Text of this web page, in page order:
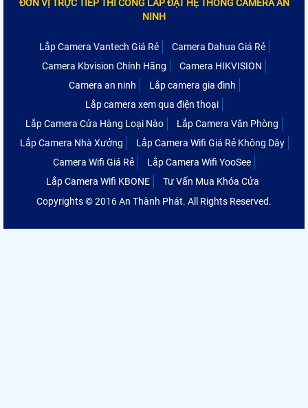
ĐƠN VỊ TRỰC TIẾP THI CÔNG LẮP ĐẶT HỆ THỐNG CAMERA AN
NINH
Lắp Camera Vantech Giá Rẻ
Camera Dahua Giá Rẻ
Camera Kbvision Chính Hãng
Camera HIKVISION
Camera an ninh
Lắp camera gia đình
Lắp camera xem qua điện thoại
Lắp Camera Cửa Hàng Loại Nào
Lắp Camera Văn Phòng
Lắp Camera Nhà Xưởng
Lắp Camera Wifi Giá Rẻ Không Dây
Camera Wifi Giá Rẻ
Lắp Camera Wifi YooSee
Lắp Camera Wifi KBONE
Tư Vấn Mua Khóa Cửa
Copyrights © 2016 An Thành Phát. All Rights Reserved.